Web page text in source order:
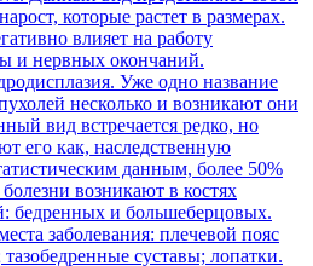
которые растет в размерах.
влияет на работу
и нервных окончаний.
Уже одно название
несколько и возникают они
вид встречается редко, но
его как, наследственную
данным, более 50%
болезни возникают в костях
бедренных и большеберцовых.
заболевания: плечевой пояс
суставы; лопатки.